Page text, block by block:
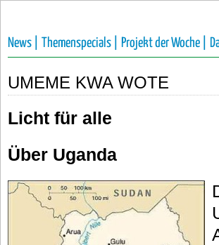
News | Themenspecials | Projekt der Woche |
UMEME KWA WOTE
Licht für alle
Über Uganda